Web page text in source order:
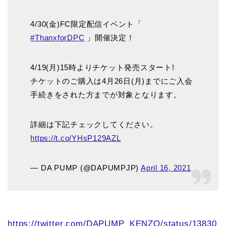
4/30(金)FC限定配信イベント「
#ThanxforDPC 」開催決定！
4/19(月)15時よりチケット発売スタート!
チケットのご購入は4月26日(月)までにご入会
手続きをされた方までが対象となります。
詳細は下記チェックしてください。
https://t.co/YHsP129AZL
— DA PUMP (@DAPUMPJP) April 16, 2021
https://twitter.com/DAPUMP_KENZO/status/13830